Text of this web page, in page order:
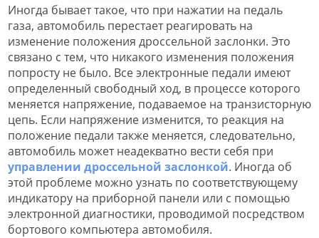
Иногда бывает такое, что при нажатии на педаль
газа, автомобиль перестает реагировать на
изменение положения дроссельной заслонки. Это
связано с тем, что никакого изменения положения
попросту не было. Все электронные педали имеют
определенный свободный ход, в процессе которого
меняется напряжение, подаваемое на транзисторную
цепь. Если напряжение изменится, то реакция на
положение педали также меняется, следовательно,
автомобиль может неадекватно вести себя при
управлении дроссельной заслонкой. Иногда об
этой проблеме можно узнать по соответствующему
индикатору на приборной панели или с помощью
электронной диагностики, проводимой посредством
бортового компьютера автомобиля.